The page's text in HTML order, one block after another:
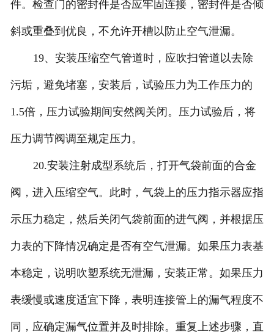
件。检查门的密封件是否应牢固连接，密封件是否倾
斜或重叠到优良，不允许开槽以防止空气泄漏。
19、安装压缩空气管道时，应吹扫管道以去除
污垢，避免堵塞，安装后，试验压力为工作压力的
1.5倍，压力试验期间安然阀关闭。压力试验后，将
压力调节阀调至规定压力。
20.安装注射成型系统后，打开气袋前面的合金
阀，进入压缩空气。此时，气袋上的压力指示器应指
示压力稳定，然后关闭气袋前面的进气阀，并根据压
力表的下降情况确定是否有空气泄漏。如果压力表基
本稳定，说明吹塑系统无泄漏，安装正常。如果压力
表缓慢或速度适宜下降，表明连接管上的漏气程度不
同，应确定漏气位置并及时排除。重复上述步骤，直